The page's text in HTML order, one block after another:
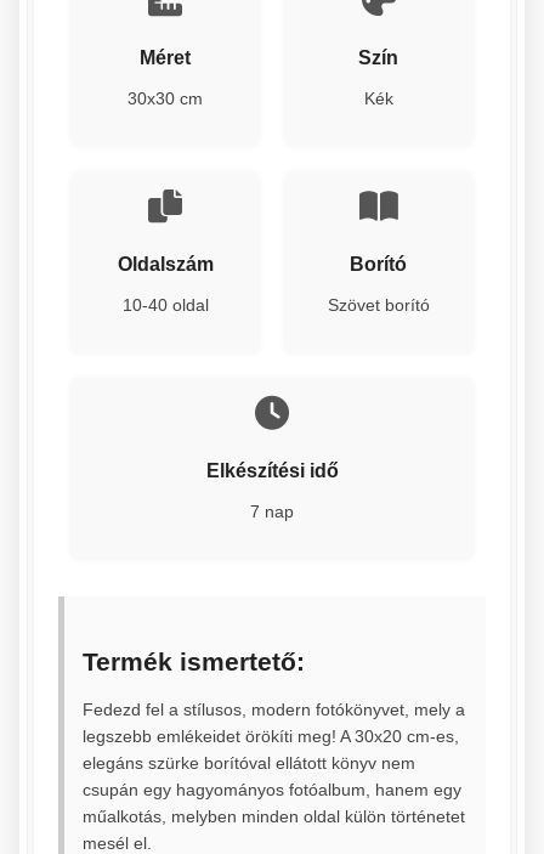
Méret
30x30 cm
Szín
Kék
Oldalszám
10-40 oldal
Borító
Szövet borító
Elkészítési idő
7 nap
Termék ismertető:
Fedezd fel a stílusos, modern fotókönyvet, mely a
legszebb emlékeidet örökíti meg! A 30x20 cm-es,
elegáns szürke borítóval ellátott könyv nem
csupán egy hagyományos fotóalbum, hanem egy
műalkotás, melyben minden oldal külön történetet
mesél el.